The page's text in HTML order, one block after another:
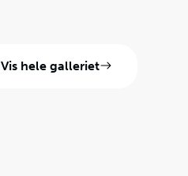
Vis hele galleriet